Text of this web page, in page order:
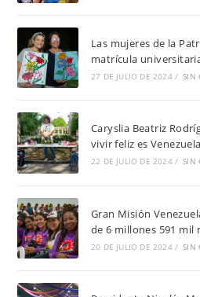
Las mujeres de la
matrícula
27 DE JULIO DE 2024 / SIN
Caryslia Beatriz
vivir feliz es
22 DE JULIO DE 2024 / SIN
Gran Misión
de 6 millones 591 mil
20 DE JULIO DE 2024 / SIN